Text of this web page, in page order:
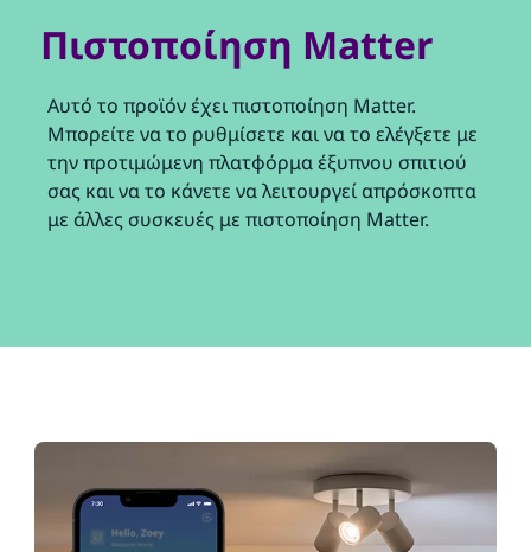
Πιστοποίηση Matter
Αυτό το προϊόν έχει πιστοποίηση Matter.
Μπορείτε να το ρυθμίσετε και να το ελέγξετε με
την προτιμώμενη πλατφόρμα έξυπνου σπιτιού
σας και να το κάνετε να λειτουργεί απρόσκοπτα
με άλλες συσκευές με πιστοποίηση Matter.